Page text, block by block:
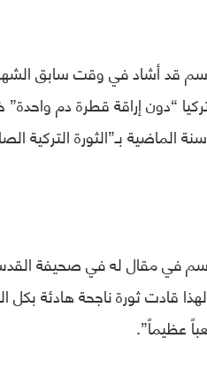
قد أشاد في وقت سابق الشهر
“دون إراقة قطرة دم
الماضية بـ”الثورة التركية
في مقال له في صحيفة
لهذا قادت ثورة ناجحة هادئة
عظيماً”.